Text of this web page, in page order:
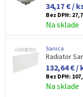
34,17 € /
Bez DPH:
Na sklade
Sanica
Radiator
132,64 € /
Bez DPH:
Na sklade